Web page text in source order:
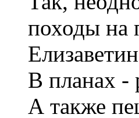
походы на
В планах -
А также